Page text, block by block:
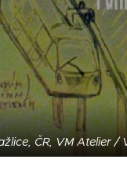
ČR, VM Atelier /